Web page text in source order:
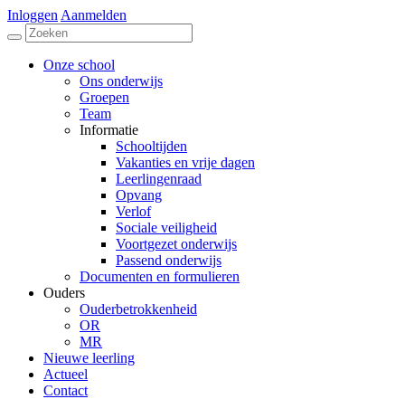
Inloggen Aanmelden
Onze school
Ons onderwijs
Groepen
Team
Informatie
Schooltijden
Vakanties en vrije dagen
Leerlingenraad
Opvang
Verlof
Sociale veiligheid
Voortgezet onderwijs
Passend onderwijs
Documenten en formulieren
Ouders
Ouderbetrokkenheid
OR
MR
Nieuwe leerling
Actueel
Contact